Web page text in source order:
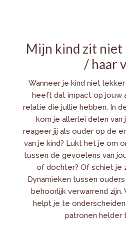
Mijn kind zit niet
/ haar
Wanneer je kind niet
heeft dat impact op jouw
relatie die jullie hebben. In
kom je allerlei delen
reageer jij als ouder op de
van je kind? Lukt het je om
tussen de gevoelens van
of dochter? Of schiet je
Dynamieken tussen
behoorlijk verwarrend zijn.
helpt je te
patronen helder